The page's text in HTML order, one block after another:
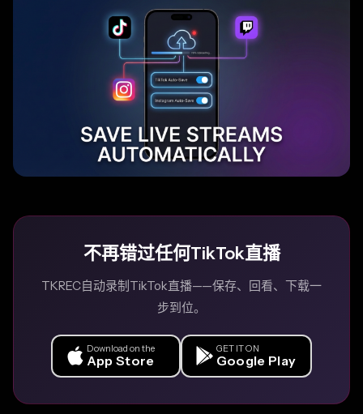
不再错过任何TikTok直播
TKREC自动录制TikTok直播——保存、回看、下载一
步到位。
Download on the
App Store
GET IT ON
Google Play